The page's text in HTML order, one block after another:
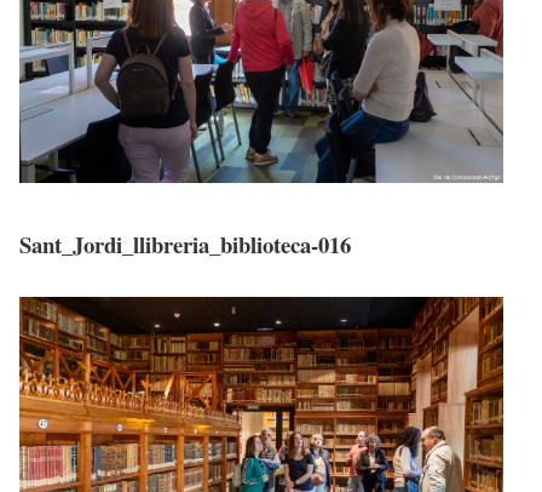
Sant_Jordi_llibreria_biblioteca-016